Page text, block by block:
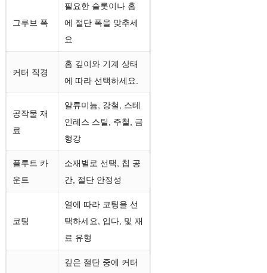
디자인
기준, 미세한 피치, 거친
피치, 또는 맞춤
구경 /
정강이
보어 유형, 생크 유형, 또
는 맞춤 디자인
TiAlN, 금, 티신, DLC, 나
노코팅, 또는 맞춤
재료
알류미늄, 강철, 스테인레
스 스틸, 주철, 합금강, 금
형강
지름, 너비, 치아 디자인,
코팅, 심벌 마크, 포장
그루브 폭
필요한 슬롯이나 홈
에 절단 폭을 맞추세
요
커터 직경
홈 깊이와 기계 상태
에 따라 선택하세요.
공작물 재
료
알류미늄, 강철, 스테
인레스 스틸, 주철, 금
형강
플루트 카
운트
소재별로 선택, 칩 공
간, 절단 안정성
코팅
열에 따라 코팅을 선
택하세요, 입다, 및 재
료 유형
깊은 절단 중에 커터